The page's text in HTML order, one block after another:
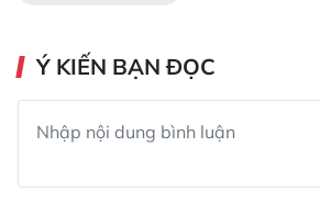
Ý KIẾN BẠN ĐỌC